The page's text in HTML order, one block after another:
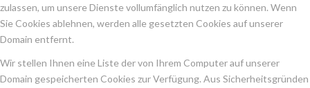
zulassen, um unsere Dienste vollumfänglich nutzen zu können. Wenn
Sie Cookies ablehnen, werden alle gesetzten Cookies auf unserer
Domain entfernt.
Wir stellen Ihnen eine Liste der von Ihrem Computer auf unserer
Domain gespeicherten Cookies zur Verfügung. Aus Sicherheitsgründen